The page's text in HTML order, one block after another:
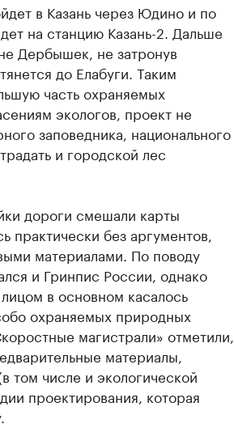
в Казань через Юдино и по
на станцию Казань-2. Дальше
Дербышек, не затронув
до Елабуги. Таким
часть охраняемых
экологов, проект не
заповедника, национального
и городской лес
дороги смешали карты
практически без аргументов,
материалами. По поводу
и Гринпис России, однако
в основном касалось
охраняемых природных
магистрали» отметили,
материалы,
том числе и экологической
проектирования, которая